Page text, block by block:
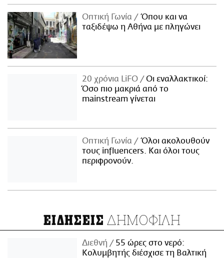
Οπτική Γωνία
Όπου και να
ταξιδέψω η Αθήνα με πληγώνει
20 χρόνια LiFO
Οι εναλλακτικοί:
Όσο πιο μακριά από το
mainstream γίνεται
Οπτική Γωνία
Όλοι ακολουθούν
τους influencers. Και όλοι τους
περιφρονούν.
ΕΙΔΗΣΕΙΣ ΔΗΜΟΦΙΛΗ
Διεθνή
55 ώρες στο νερό:
Κολυμβητής διέσχισε τη Βαλτική